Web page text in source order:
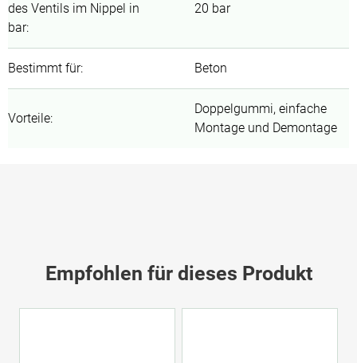
des Ventils im Nippel in
bar:
20 bar
Bestimmt für: Beton
Vorteile:
Doppelgummi, einfache
Montage und Demontage
Empfohlen für dieses Produkt